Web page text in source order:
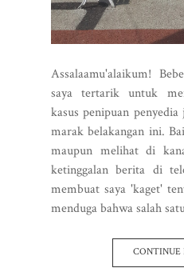
Assalaamu'alaikum!
saya tertarik untuk
kasus penipuan
marak belakangan ini.
maupun melihat di
ketinggalan berita di
membuat saya 'kaget'
menduga bahwa salah
CONTINUE